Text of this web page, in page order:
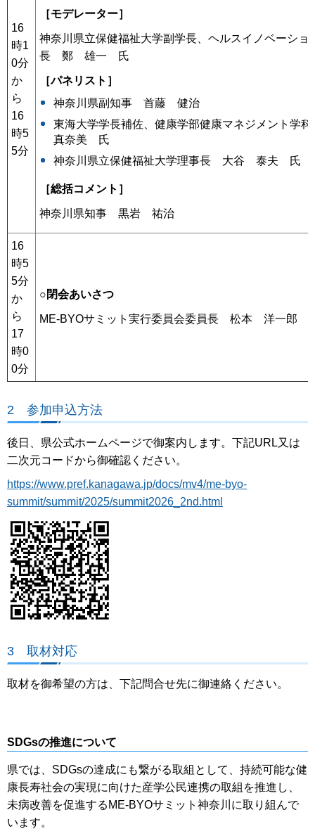
16
時1
0分
か
ら
16
時5
5分
［モデレーター］
神奈川県立保健福祉大学副学長、ヘルスイノベーショ
長 鄭 雄一 氏
［パネリスト］
神奈川県副知事 首藤 健治
東海大学学長補佐、健康学部健康マネジメント
真奈美 氏
神奈川県立保健福祉大学理事長 大谷 泰夫 氏
［総括コメント］
神奈川県知事 黒岩 祐治
16
時5
5分
か
ら
17
時0
0分
○閉会あいさつ
ME-BYOサミット実行委員会委員長 松本 洋一郎
2 参加申込方法
後日、県公式ホームページで御案内します。下記URL又は
二次元コードから御確認ください。
https://www.pref.kanagawa.jp/docs/mv4/me-byo-
summit/summit/2025/summit2026_2nd.html
3 取材対応
取材を御希望の方は、下記問合せ先に御連絡ください。
SDGsの推進について
県では、SDGsの達成にも繋がる取組として、持続可能な健
康長寿社会の実現に向けた産学公民連携の取組を推進し、
未病改善を促進するME-BYOサミット神奈川に取り組んで
います。